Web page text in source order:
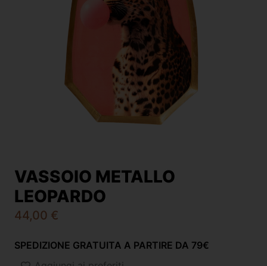
VASSOIO METALLO
LEOPARDO
44,00 €
SPEDIZIONE GRATUITA A PARTIRE DA 79€